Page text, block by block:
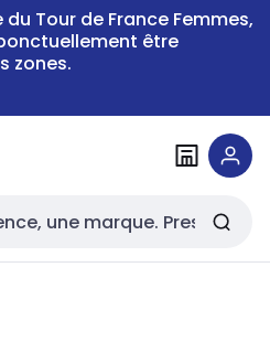
du Tour de France Femmes,
être
zones.